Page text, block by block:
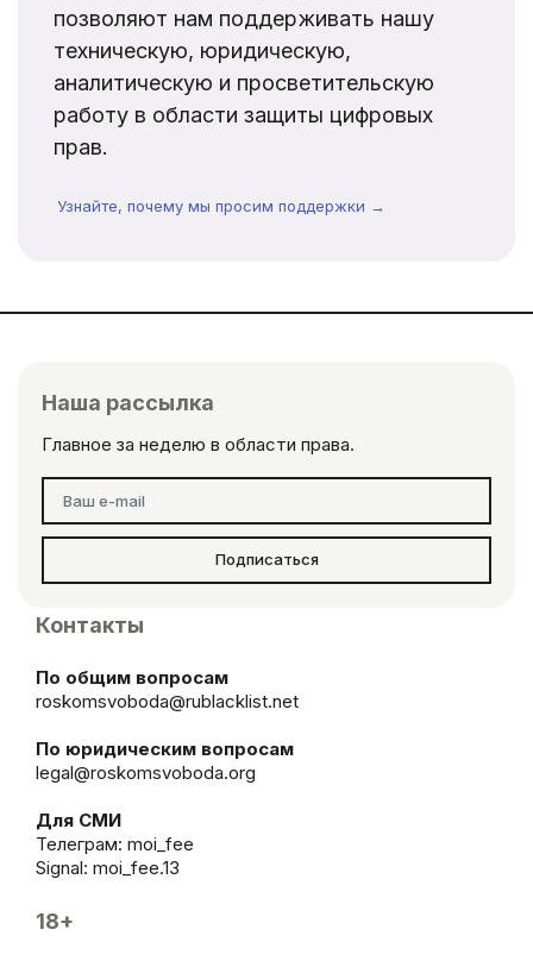
позволяют нам поддерживать нашу
техническую, юридическую,
аналитическую и просветительскую
работу в области защиты цифровых
прав.
Узнайте, почему мы просим поддержки →
Наша рассылка
Главное за неделю в области права.
Подписаться
Контакты
По общим вопросам
roskomsvoboda@rublacklist.net
По юридическим вопросам
legal@roskomsvoboda.org
Для СМИ
Телеграм: moi_fee
Signal: moi_fee.13
18+